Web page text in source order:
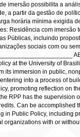
imersão possibilita a
a partir da gestão de
horária mínima exigida
Residência com imersão
Públicas, incluindo
sociais com ou
at the University of
immersion in public,
into a process of
promoting reflection on
RPP has the supervision
Can be
in Public Policy, including
with or